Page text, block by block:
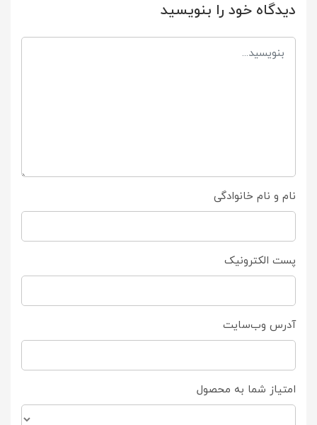
دیدگاه خود را بنویسید
نام و نام خانوادگی
پست الکترونیک
آدرس وب‌سایت
امتیاز شما به محصول